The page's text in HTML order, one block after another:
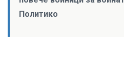
Политико